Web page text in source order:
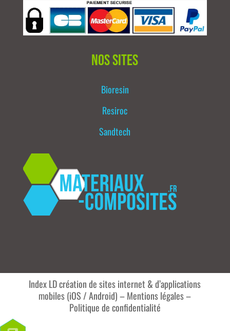
Nos sites
Bioresin
Resiroc
Sandtech
Index LD création de sites internet & d’applications
mobiles (iOS / Android)–Mentions légales–
Politique de confidentialité